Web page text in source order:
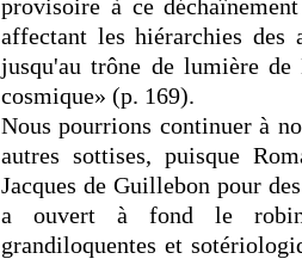
provisoire à ce
affectant les hiérarchies
jusqu'au trône de lumière
cosmique» (p. 169).
Nous pourrions continuer à
autres sottises, puisque
Jacques de Guillebon pour
a ouvert à fond le
grandiloquentes et